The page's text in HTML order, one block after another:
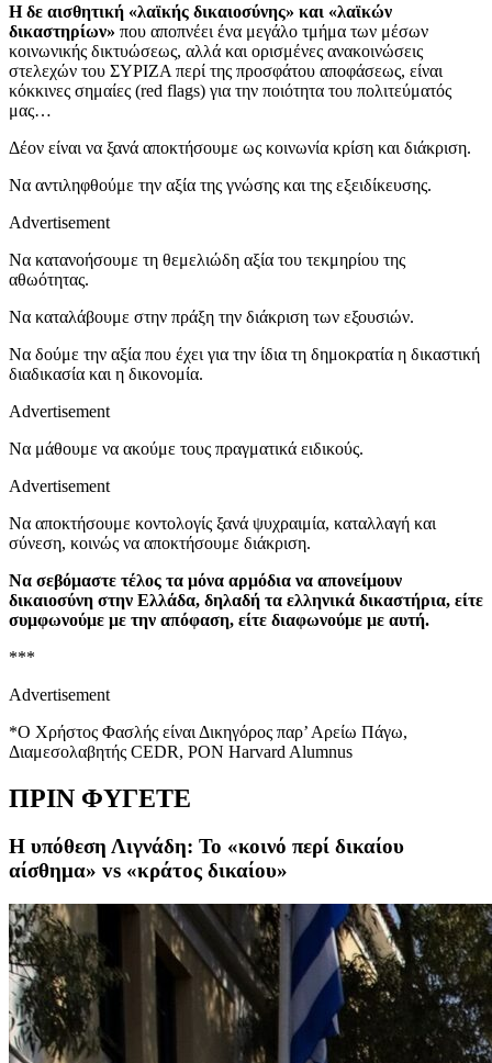
Η δε αισθητική «λαϊκής δικαιοσύνης» και «λαϊκών
δικαστηρίων» που αποπνέει ένα μεγάλο τμήμα των μέσων
κοινωνικής δικτυώσεως, αλλά και ορισμένες ανακοινώσεις
στελεχών του ΣΥΡΙΖΑ περί της προσφάτου αποφάσεως, είναι
κόκκινες σημαίες (red flags) για την ποιότητα του πολιτεύματός
μας…
Δέον είναι να ξανά αποκτήσουμε ως κοινωνία κρίση και διάκριση.
Να αντιληφθούμε την αξία της γνώσης και της εξειδίκευσης.
Advertisement
Να κατανοήσουμε τη θεμελιώδη αξία του τεκμηρίου της
αθωότητας.
Να καταλάβουμε στην πράξη την διάκριση των εξουσιών.
Να δούμε την αξία που έχει για την ίδια τη δημοκρατία η δικαστική
διαδικασία και η δικονομία.
Advertisement
Να μάθουμε να ακούμε τους πραγματικά ειδικούς.
Advertisement
Να αποκτήσουμε κοντολογίς ξανά ψυχραιμία, καταλλαγή και
σύνεση, κοινώς να αποκτήσουμε διάκριση.
Να σεβόμαστε τέλος τα μόνα αρμόδια να απονείμουν
δικαιοσύνη στην Ελλάδα, δηλαδή τα ελληνικά δικαστήρια, είτε
συμφωνούμε με την απόφαση, είτε διαφωνούμε με αυτή.
***
Advertisement
*Ο Χρήστος Φασλής είναι Δικηγόρος παρ’ Αρείω Πάγω,
Διαμεσολαβητής CEDR, PON Harvard Alumnus
ΠΡΙΝ ΦΥΓΕΤΕ
Η υπόθεση Λιγνάδη: Το «κοινό περί δικαίου
αίσθημα» vs «κράτος δικαίου»